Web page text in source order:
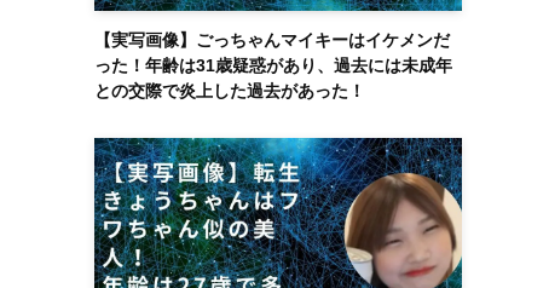
【実写画像】ごっちゃんマイキーはイケメンだ
った！年齢は31歳疑惑があり、過去には未成年
との交際で炎上した過去があった！